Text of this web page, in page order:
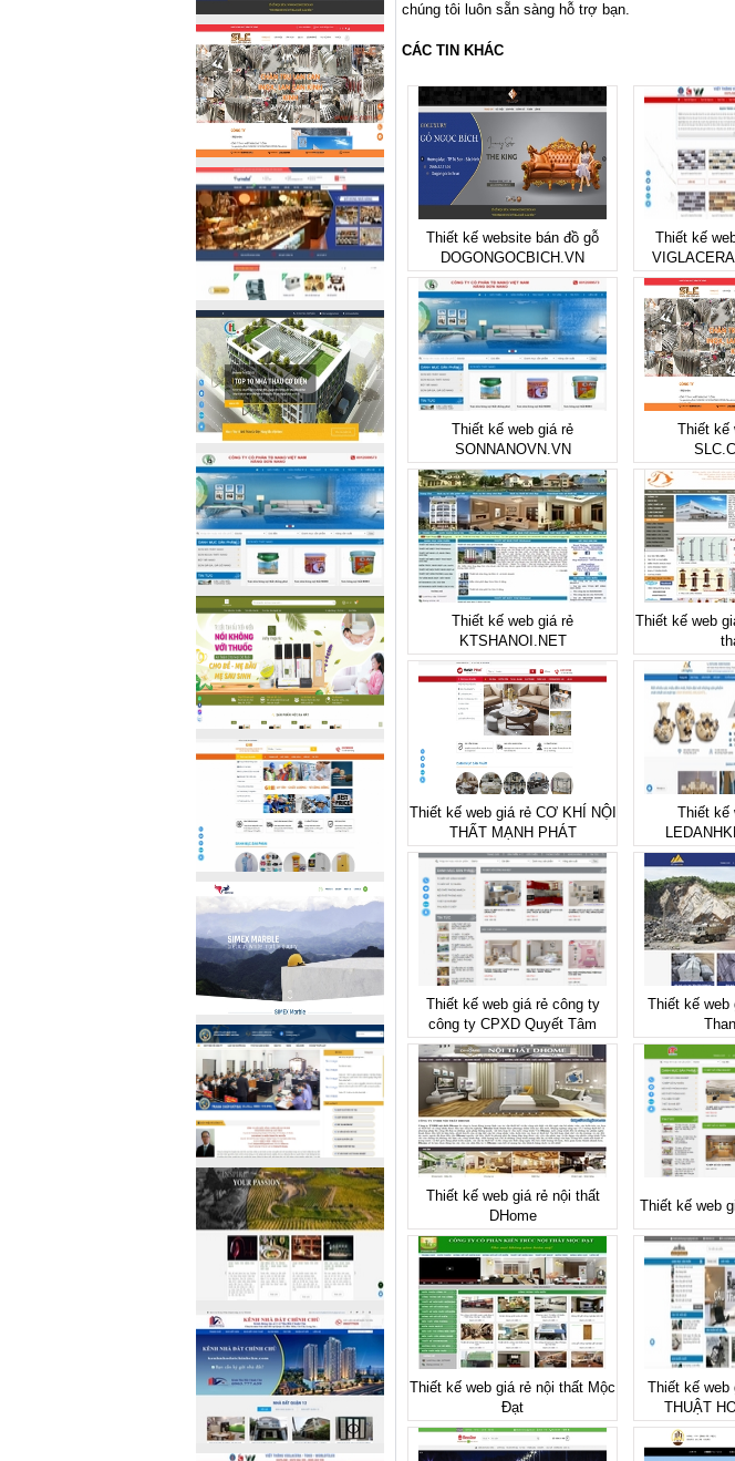
chúng tôi luôn sẵn sàng hỗ trợ bạn.
CÁC TIN KHÁC
Thiết kế website bán đồ gỗ
DOGONGOCBICH.VN
Thiết kế
Thiết kế web giá rẻ
SONNANOVN.VN
Thiết kế
Thiết kế web giá rẻ
KTSHANOI.NET
Thiết kế web
Thiết kế web giá rẻ CƠ KHÍ NỘI
THẤT MẠNH PHÁT
Thiết kế
Thiết kế web giá rẻ công ty
công ty CPXD Quyết Tâm
Thiết kế web
Thiết kế web giá rẻ nội thất
DHome
Thiết kế web
Thiết kế web giá rẻ nội thất Mộc
Đạt
Thiết kế web
THUẬT